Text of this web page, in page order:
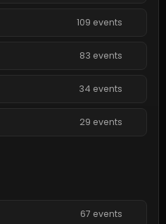
109 events
83 events
34 events
29 events
67 events